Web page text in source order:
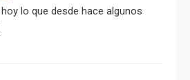
lo que desde hace algunos